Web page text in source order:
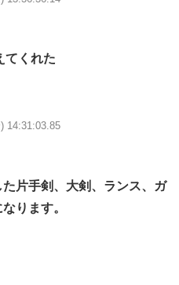
てくれた
14:31:03.85
片手剣、大剣、ランス、ガ
ります。